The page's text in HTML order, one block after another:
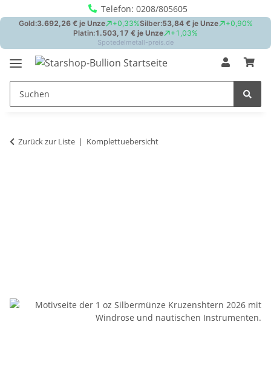
Telefon: 0208/805605
Zurück zur Liste Komplettuebersicht